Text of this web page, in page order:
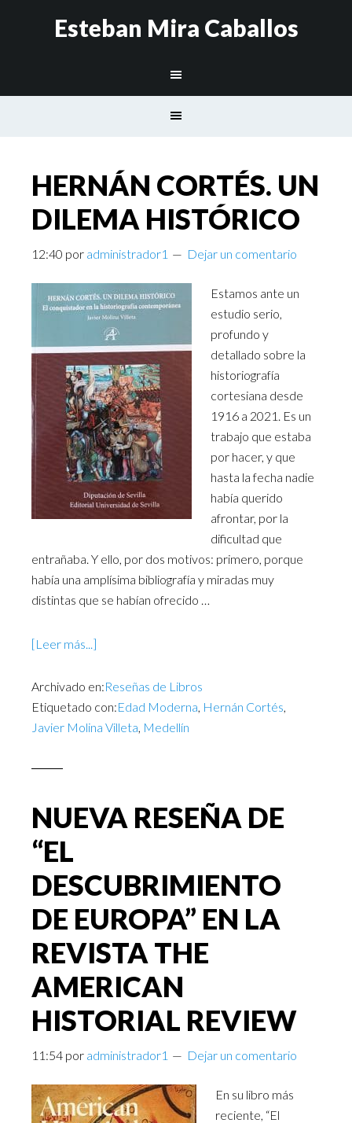
Esteban Mira Caballos
HERNÁN CORTÉS. UN
DILEMA HISTÓRICO
12:40 por administrador1 Dejar un comentario
Estamos ante un
estudio serio,
profundo y
detallado sobre la
historiografía
cortesiana desde
1916 a 2021. Es un
trabajo que estaba
por hacer, y que
hasta la fecha nadie
había querido
afrontar, por la
dificultad que
entrañaba. Y ello, por dos motivos: primero, porque
había una amplísima bibliografía y miradas muy
distintas que se habían ofrecido …
[Leer más...]
Archivado en:Reseñas de Libros
Etiquetado con:Edad Moderna, Hernán Cortés,
Javier Molina Villeta, Medellín
NUEVA RESEÑA DE
“EL
DESCUBRIMIENTO
DE EUROPA” EN LA
REVISTA THE
AMERICAN
HISTORIAL REVIEW
11:54 por administrador1 Dejar un comentario
En su libro más
reciente, “El